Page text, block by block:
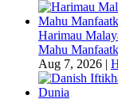
Harimau
Mahu
Aug 7, 2026 |